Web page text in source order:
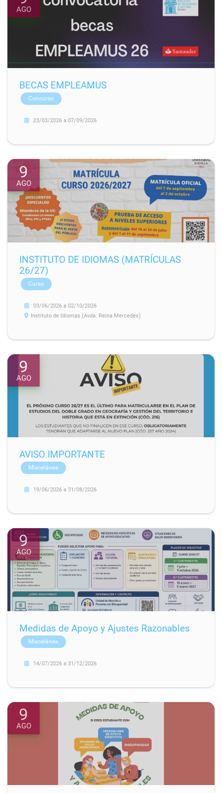
AGO
BECAS EMPLEAMUS
Concurso
23/03/2026 a 07/09/2026
9
AGO
INSTITUTO DE IDIOMAS (MATRÍCULAS
26/27)
Curso
03/06/2026 a 02/10/2026
Instituto de Idiomas (Avda. Reina Mercedes)
9
AGO
AVISO IMPORTANTE
Miscelánea
19/06/2026 a 31/08/2026
9
AGO
Medidas de Apoyo y Ajustes Razonables
Miscelánea
14/07/2026 a 31/12/2026
9
AGO